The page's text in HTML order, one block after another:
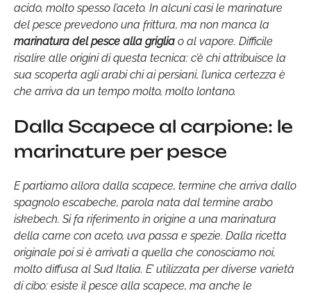
acido, molto spesso l’aceto. In alcuni casi le marinature
del pesce prevedono una frittura, ma non manca la
marinatura del pesce alla griglia o al vapore. Difficile
risalire alle origini di questa tecnica: c’è chi attribuisce la
sua scoperta agli arabi chi ai persiani, l’unica certezza è
che arriva da un tempo molto, molto lontano.
Dalla Scapece al carpione: le
marinature per pesce
E partiamo allora dalla scapece, termine che arriva dallo
spagnolo escabeche, parola nata dal termine arabo
iskebech. Si fa riferimento in origine a una marinatura
della carne con aceto, uva passa e spezie. Dalla ricetta
originale poi si è arrivati a quella che conosciamo noi,
molto diffusa al Sud Italia. E’ utilizzata per diverse varietà
di cibo: esiste il pesce alla scapece, ma anche le